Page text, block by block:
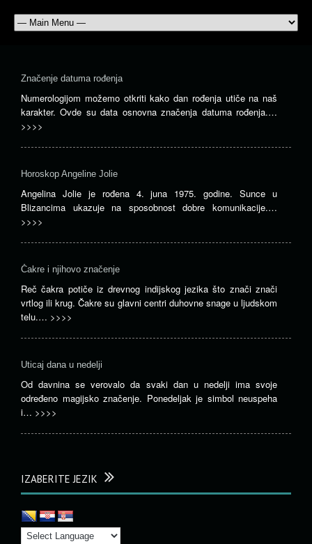
Značenje datuma rođenja
Numerologijom možemo otkriti kako dan rođenja utiče na naš
karakter. Ovde su data osnovna značenja datuma rođenja.…
>>>>
Horoskop Angeline Jolie
Angelina Jolie je rođena 4. juna 1975. godine. Sunce u
Blizancima ukazuje na sposobnost dobre komunikacije.…
>>>>
Čakre i njihovo značenje
Reč čakra potiče iz drevnog indijskog jezika što znači znači
vrtlog ili krug. Čakre su glavni centri duhovne snage u ljudskom
telu.… >>>>
Uticaj dana u nedelji
Od davnina se verovalo da svaki dan u nedelji ima svoje
određeno magijsko značenje. Ponedeljak je simbol neuspeha
i… >>>>
IZABERITE JEZIK